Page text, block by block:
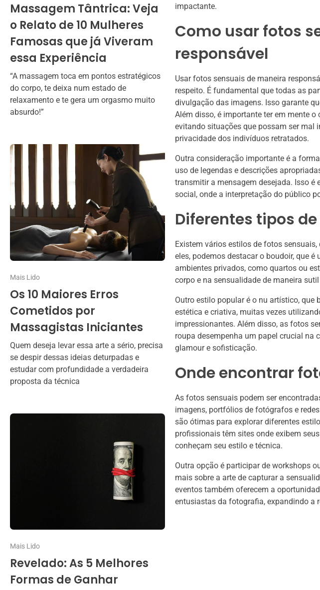
Massagem Tântrica: Veja
o Relato de 10 Mulheres
Famosas que já Viveram
essa Experiência
“A massagem toca em pontos estratégicos
do corpo, te deixa num estado de
relaxamento e te gera um orgasmo muito
absurdo!”
Mais Lido
Os 10 Maiores Erros
Cometidos por
Massagistas Iniciantes
Quem deseja levar essa arte a sério, precisa
se despir dessas ideias deturpadas e
estudar com profundidade a verdadeira
proposta da técnica
Mais Lido
Revelado: As 5 Melhores
Formas de Ganhar
impactante.
Como usar fotos
responsável
Usar fotos sensuais de maneira
respeito. É fundamental que todas as
divulgação das imagens. Isso garante
Além disso, é importante ter em mente
evitando situações que possam ser mal
privacidade dos indivíduos retratados.
Outra consideração importante é a
uso de legendas e descrições
transmitir a mensagem desejada. Isso
social, onde a interpretação do público
Diferentes tipos
Existem vários estilos de fotos
eles, podemos destacar o boudoir, que
ambientes privados, como quartos ou
corpo e na sensualidade de maneira sutil
Outro estilo popular é o nu artístico,
estética e criativa, muitas vezes
impressionantes. Além disso, as fotos
roupa desempenha um papel crucial na
glamour e sofisticação.
Onde encontrar
As fotos sensuais podem ser
imagens, portfólios de fotógrafos e
são ótimas para explorar diferentes
profissionais têm sites onde exibem
conheçam seu estilo e técnica.
Outra opção é participar de workshops
mais sobre a arte de capturar a
eventos também oferecem a
entusiastas da fotografia, expandindo a